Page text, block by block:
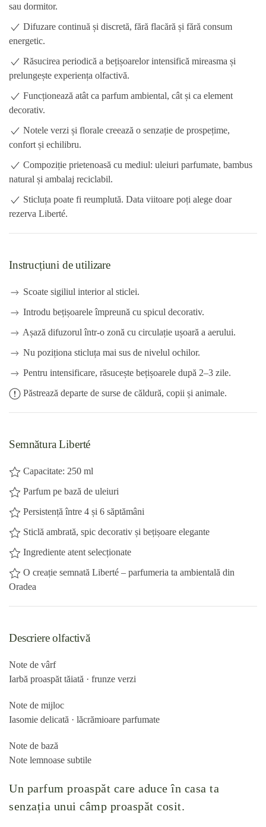
sau dormitor.
Difuzare continuă și discretă, fără flacără și fără consum
energetic.
Răsucirea periodică a bețișoarelor intensifică mireasma și
prelungește experiența olfactivă.
Funcționează atât ca parfum ambiental, cât și ca element
decorativ.
Notele verzi și florale creează o senzație de prospețime,
confort și echilibru.
Compoziție prietenoasă cu mediul: uleiuri parfumate, bambus
natural și ambalaj reciclabil.
Sticluța poate fi reumplută. Data viitoare poți alege doar
rezerva Liberté.
Instrucțiuni de utilizare
Scoate sigiliul interior al sticlei.
Introdu bețișoarele împreună cu spicul decorativ.
Așază difuzorul într-o zonă cu circulație ușoară a aerului.
Nu poziționa sticluța mai sus de nivelul ochilor.
Pentru intensificare, răsucește bețișoarele după 2–3 zile.
Păstrează departe de surse de căldură, copii și animale.
Semnătura Liberté
Capacitate: 250 ml
Parfum pe bază de uleiuri
Persistență între 4 și 6 săptămâni
Sticlă ambrată, spic decorativ și bețișoare elegante
Ingrediente atent selecționate
O creație semnată Liberté – parfumeria ta ambientală din
Oradea
Descriere olfactivă
Note de vârf
Iarbă proaspăt tăiată · frunze verzi
Note de mijloc
Iasomie delicată · lăcrămioare parfumate
Note de bază
Note lemnoase subtile
Un parfum proaspăt care aduce în casa ta
senzația unui câmp proaspăt cosit.